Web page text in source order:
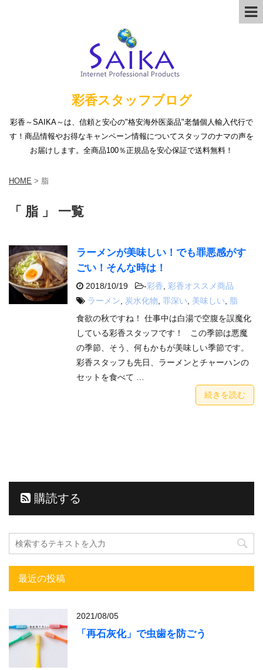
彩香スタッフブログ
彩香～SAIKA～は、信頼と安心の"格安海外医薬品"老舗個人輸入代行で
す！商品情報やお得なキャンペーン情報についてスタッフのナマの声を
お届けします。全商品100％正規品を安心保証で送料無料！
HOME > 脂
「 脂 」 一覧
ラーメンが美味しい！でも罪悪感がす
ごい！そんな時は！
2018/10/19 -彩香
彩香オススメ商品
ラーメン
炭水化物 罪深い 美味しい
脂
食欲の秋ですね！ 仕事中は白湯で空腹を誤魔化
している彩香スタッフです！ この季節は悪魔
の季節、そう、何もかもが美味しい季節です。
彩香スタッフも先日、ラーメンとチャーハンの
セットを食べて …
続きを読む
購読する
最近の投稿
2021/08/05
「再石灰化」で虫歯を防ごう